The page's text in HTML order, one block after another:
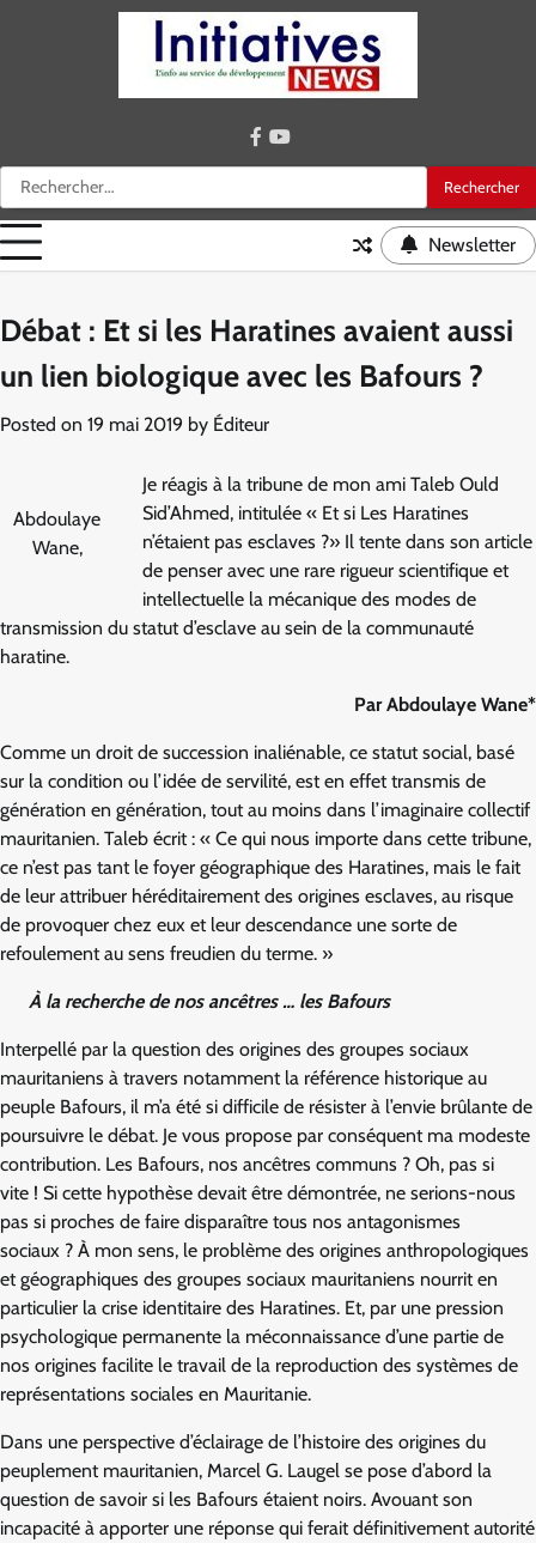
Rechercher :
facebook
youtube
Newsletter
Débat : Et si les Haratines avaient aussi
un lien biologique avec les Bafours ?
Posted on 19 mai 2019 by Éditeur
Abdoulaye
Wane,
Je réagis à la tribune de mon ami Taleb Ould
Sid’Ahmed, intitulée « Et si Les Haratines
n’étaient pas esclaves ?» Il tente dans son article
de penser avec une rare rigueur scientifique et
intellectuelle la mécanique des modes de
transmission du statut d’esclave au sein de la communauté
haratine.
Par Abdoulaye Wane*
Comme un droit de succession inaliénable, ce statut social, basé
sur la condition ou l’idée de servilité, est en effet transmis de
génération en génération, tout au moins dans l’imaginaire collectif
mauritanien. Taleb écrit : « Ce qui nous importe dans cette tribune,
ce n’est pas tant le foyer géographique des Haratines, mais le fait
de leur attribuer héréditairement des origines esclaves, au risque
de provoquer chez eux et leur descendance une sorte de
refoulement au sens freudien du terme. »
À la recherche de nos ancêtres … les Bafours
Interpellé par la question des origines des groupes sociaux
mauritaniens à travers notamment la référence historique au
peuple Bafours, il m’a été si difficile de résister à l’envie brûlante de
poursuivre le débat. Je vous propose par conséquent ma modeste
contribution. Les Bafours, nos ancêtres communs ? Oh, pas si
vite ! Si cette hypothèse devait être démontrée, ne serions-nous
pas si proches de faire disparaître tous nos antagonismes
sociaux ? À mon sens, le problème des origines anthropologiques
et géographiques des groupes sociaux mauritaniens nourrit en
particulier la crise identitaire des Haratines. Et, par une pression
psychologique permanente la méconnaissance d’une partie de
nos origines facilite le travail de la reproduction des systèmes de
représentations sociales en Mauritanie.
Dans une perspective d’éclairage de l’histoire des origines du
peuplement mauritanien, Marcel G. Laugel se pose d’abord la
question de savoir si les Bafours étaient noirs. Avouant son
incapacité à apporter une réponse qui ferait définitivement autorité